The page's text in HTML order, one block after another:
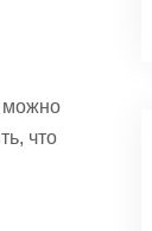
можно
что